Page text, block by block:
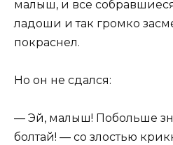
малыш, и все
ладоши и так громко
покраснел.
Но он не сдался:
— Эй, малыш! Побольше
болтай! — со злостью